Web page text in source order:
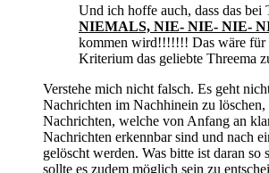
Und ich hoffe auch, dass das bei
NIEMALS, NIE- NIE- NIE-
kommen wird!!!!!!! Das wäre für
Kriterium das geliebte Threema
Verstehe mich nicht falsch. Es geht
Nachrichten im Nachhinein zu löschen,
Nachrichten, welche von Anfang an
Nachrichten erkennbar sind und nach
gelöscht werden. Was bitte ist daran so
sollte es zudem möglich sein zu